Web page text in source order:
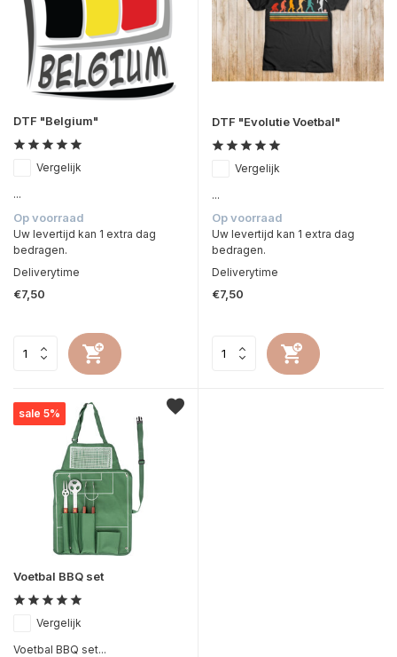
DTF "Belgium"
Vergelijk
...
Op voorraad
Uw levertijd kan 1 extra dag
bedragen.
Deliverytime
€7,50
DTF "Evolutie Voetbal"
Vergelijk
...
Op voorraad
Uw levertijd kan 1 extra dag
bedragen.
Deliverytime
€7,50
sale 5%
Voetbal BBQ set
Vergelijk
Voetbal BBQ set...